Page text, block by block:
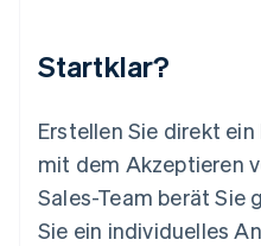
Startklar?
Erstellen Sie direkt
mit dem Akzeptieren
Sales-Team berät
Sie ein individuelles
Mexiko
English
Niederlande
Nederlands English
Norwegen
English